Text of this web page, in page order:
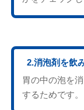
2.消泡剤を飲
胃の中の泡を
するためです。